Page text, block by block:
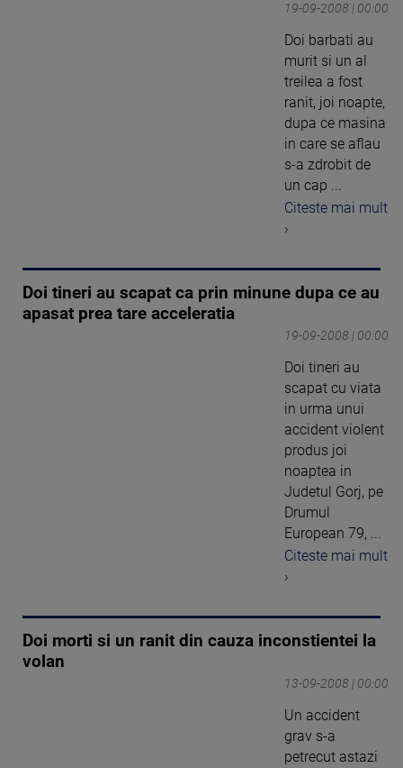
19-09-2008 | 00:00
Doi barbati au
murit si un al
treilea a fost
ranit, joi noapte,
dupa ce masina
in care se aflau
s-a zdrobit de
un cap ...
Citeste mai mult
›
Doi tineri au scapat ca prin minune dupa ce au
apasat prea tare acceleratia
19-09-2008 | 00:00
Doi tineri au
scapat cu viata
in urma unui
accident violent
produs joi
noaptea in
Judetul Gorj, pe
Drumul
European 79, ...
Citeste mai mult
›
Doi morti si un ranit din cauza inconstientei la
volan
13-09-2008 | 00:00
Un accident
grav s-a
petrecut astazi